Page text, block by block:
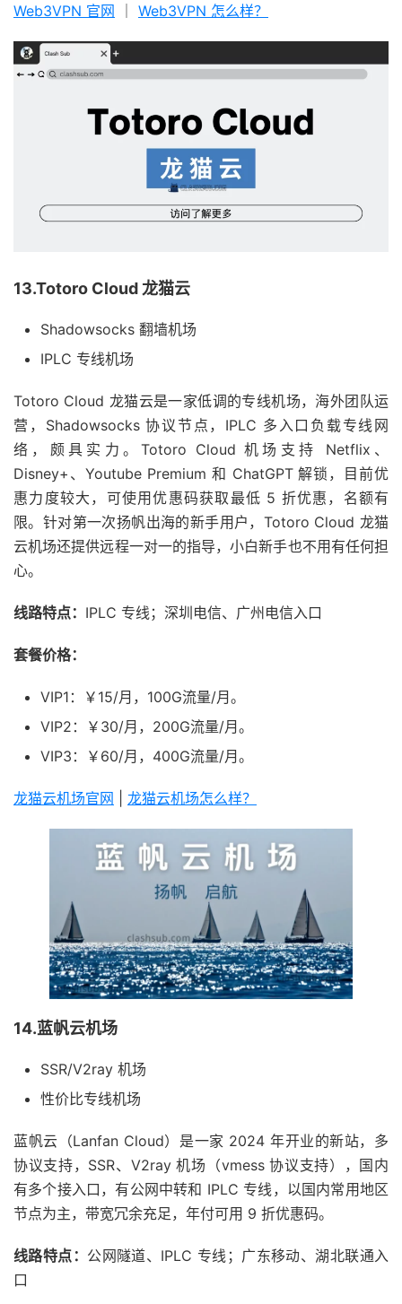
Web3VPN 官网 Web3VPN 怎么样？
13.Totoro Cloud 龙猫云
Shadowsocks 翻墙机场
IPLC 专线机场
Totoro Cloud 龙猫云是一家低调的专线机场，海外团队运
营，Shadowsocks 协议节点，IPLC 多入口负载专线网
络，颇具实力。Totoro Cloud 机场支持 Netflix、
Disney+、Youtube Premium 和 ChatGPT 解锁，目前优
惠力度较大，可使用优惠码获取最低 5 折优惠，名额有
限。针对第一次扬帆出海的新手用户，Totoro Cloud 龙猫
云机场还提供远程一对一的指导，小白新手也不用有任何担
心。
线路特点： IPLC 专线；深圳电信、广州电信入口
套餐价格：
VIP1：￥15/月，100G流量/月。
VIP2：￥30/月，200G流量/月。
VIP3：￥60/月，400G流量/月。
龙猫云机场官网 龙猫云机场怎么样？
14.蓝帆云机场
SSR/V2ray 机场
性价比专线机场
蓝帆云（Lanfan Cloud）是一家 2024 年开业的新站，多
协议支持，SSR、V2ray 机场（vmess 协议支持），国内
有多个接入口，有公网中转和 IPLC 专线，以国内常用地区
节点为主，带宽冗余充足，年付可用 9 折优惠码。
线路特点： 公网隧道、IPLC 专线；广东移动、湖北联通入
口